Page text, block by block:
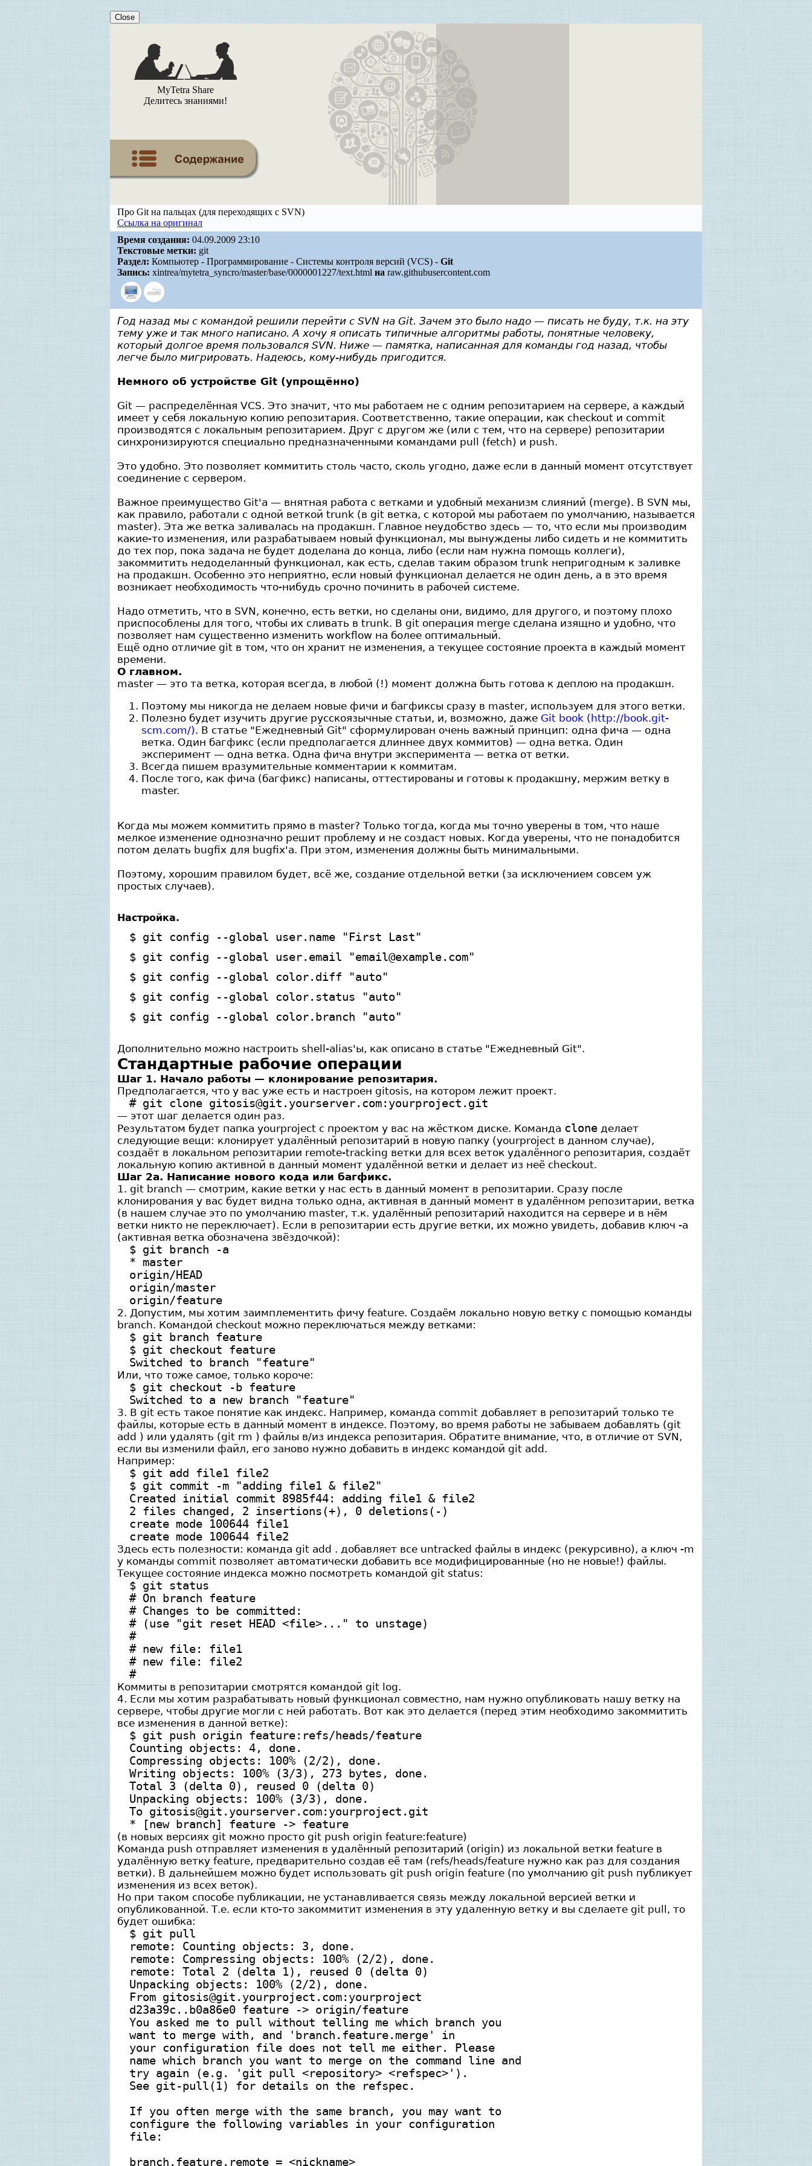
Close
MyTetra Share
Делитесь знаниями!
Про Git на пальцах (для переходящих с SVN)
Ссылка на оригинал
Время создания: 04.09.2009 23:10
Текстовые метки: git
Раздел: Компьютер - Программирование - Системы контроля версий (VCS) - Git
Запись: xintrea/mytetra_syncro/master/base/0000001227/text.html на raw.githubusercontent.com
Год назад мы с командой решили перейти с SVN на Git. Зачем это было надо — писать не буду, т.к. на эту
тему уже и так много написано. А хочу я описать типичные алгоритмы работы, понятные человеку,
который долгое время пользовался SVN. Ниже — памятка, написанная для команды год назад, чтобы
легче было мигрировать. Надеюсь, кому-нибудь пригодится.
Немного об устройстве Git (упрощённо)
Git — распределённая VCS. Это значит, что мы работаем не с одним репозитарием на сервере, а каждый
имеет у себя локальную копию репозитария. Соответственно, такие операции, как checkout и commit
производятся с локальным репозитарием. Друг с другом же (или с тем, что на сервере) репозитарии
синхронизируются специально предназначенными командами pull (fetch) и push.
Это удобно. Это позволяет коммитить столь часто, сколь угодно, даже если в данный момент отсутствует
соединение с сервером.
Важное преимущество Git'а — внятная работа с ветками и удобный механизм слияний (merge). В SVN мы,
как правило, работали с одной веткой trunk (в git ветка, с которой мы работаем по умолчанию, называется
master). Эта же ветка заливалась на продакшн. Главное неудобство здесь — то, что если мы производим
какие-то изменения, или разрабатываем новый функционал, мы вынуждены либо сидеть и не коммитить
до тех пор, пока задача не будет доделана до конца, либо (если нам нужна помощь коллеги),
закоммитить недоделанный функционал, как есть, сделав таким образом trunk непригодным к заливке
на продакшн. Особенно это неприятно, если новый функционал делается не один день, а в это время
возникает необходимость что-нибудь срочно починить в рабочей системе.
Надо отметить, что в SVN, конечно, есть ветки, но сделаны они, видимо, для другого, и поэтому плохо
приспособлены для того, чтобы их сливать в trunk. В git операция merge сделана изящно и удобно, что
позволяет нам существенно изменить workflow на более оптимальный.
Ещё одно отличие git в том, что он хранит не изменения, а текущее состояние проекта в каждый момент
времени.
О главном.
master — это та ветка, которая всегда, в любой (!) момент должна быть готова к деплою на продакшн.
Поэтому мы никогда не делаем новые фичи и багфиксы сразу в master, используем для этого ветки.
Полезно будет изучить другие русскоязычные статьи, и, возможно, даже Git book (http://book.git-
scm.com/). В статье "Ежедневный Git" сформулирован очень важный принцип: одна фича — одна
ветка. Один багфикс (если предполагается длиннее двух коммитов) — одна ветка. Один
эксперимент — одна ветка. Одна фича внутри эксперимента — ветка от ветки.
Всегда пишем вразумительные комментарии к коммитам.
После того, как фича (багфикс) написаны, оттестированы и готовы к продакшну, мержим ветку в
master.
Когда мы можем коммитить прямо в master? Только тогда, когда мы точно уверены в том, что наше
мелкое изменение однозначно решит проблему и не создаст новых. Когда уверены, что не понадобится
потом делать bugfix для bugfix'а. При этом, изменения должны быть минимальными.
Поэтому, хорошим правилом будет, всё же, создание отдельной ветки (за исключением совсем уж
простых случаев).
Настройка.
$ git config --global user.name "First Last"
$ git config --global user.email "email@example.com"
$ git config --global color.diff "auto"
$ git config --global color.status "auto"
$ git config --global color.branch "auto"
Дополнительно можно настроить shell-alias'ы, как описано в статье "Ежедневный Git".
Cтандартные рабочие операции
Шаг 1. Начало работы — клонирование репозитария.
Предполагается, что у вас уже есть и настроен gitosis, на котором лежит проект.
# git clone gitosis@git.yourserver.com:yourproject.git
— этот шаг делается один раз.
Результатом будет папка yourproject с проектом у вас на жёстком диске. Команда clone делает
следующие вещи: клонирует удалённый репозитарий в новую папку (yourproject в данном случае),
создаёт в локальном репозитарии remote-tracking ветки для всех веток удалённого репозитария, создаёт
локальную копию активной в данный момент удалённой ветки и делает из неё checkout.
Шаг 2а. Написание нового кода или багфикс.
1. git branch — смотрим, какие ветки у нас есть в данный момент в репозитарии. Сразу после
клонирования у вас будет видна только одна, активная в данный момент в удалённом репозитарии, ветка
(в нашем случае это по умолчанию master, т.к. удалённый репозитарий находится на сервере и в нём
ветки никто не переключает). Если в репозитарии есть другие ветки, их можно увидеть, добавив ключ -a
(активная ветка обозначена звёздочкой):
$ git branch -a
* master
origin/HEAD
origin/master
origin/feature
2. Допустим, мы хотим заимплементить фичу feature. Создаём локально новую ветку с помощью команды
branch. Командой checkout можно переключаться между ветками:
$ git branch feature
$ git checkout feature
Switched to branch "feature"
Или, что тоже самое, только короче:
$ git checkout -b feature
Switched to a new branch "feature"
3. В git есть такое понятие как индекс. Например, команда commit добавляет в репозитарий только те
файлы, которые есть в данный момент в индексе. Поэтому, во время работы не забываем добавлять (git
add ) или удалять (git rm ) файлы в/из индекса репозитария. Обратите внимание, что, в отличие от SVN,
если вы изменили файл, его заново нужно добавить в индекс командой git add.
Например:
$ git add file1 file2
$ git commit -m "adding file1 & file2"
Created initial commit 8985f44: adding file1 & file2
2 files changed, 2 insertions(+), 0 deletions(-)
create mode 100644 file1
create mode 100644 file2
Здесь есть полезности: команда git add . добавляет все untracked файлы в индекс (рекурсивно), а ключ -m
у команды commit позволяет автоматически добавить все модифицированные (но не новые!) файлы.
Текущее состояние индекса можно посмотреть командой git status:
$ git status
# On branch feature
# Changes to be committed:
# (use "git reset HEAD <file>..." to unstage)
#
# new file: file1
# new file: file2
#
Коммиты в репозитарии смотрятся командой git log.
4. Если мы хотим разрабатывать новый функционал совместно, нам нужно опубликовать нашу ветку на
сервере, чтобы другие могли с ней работать. Вот как это делается (перед этим необходимо закоммитить
все изменения в данной ветке):
$ git push origin feature:refs/heads/feature
Counting objects: 4, done.
Compressing objects: 100% (2/2), done.
Writing objects: 100% (3/3), 273 bytes, done.
Total 3 (delta 0), reused 0 (delta 0)
Unpacking objects: 100% (3/3), done.
To gitosis@git.yourserver.com:yourproject.git
* [new branch] feature -> feature
(в новых версиях git можно просто git push origin feature:feature)
Команда push отправляет изменения в удалённый репозитарий (origin) из локальной ветки feature в
удалённую ветку featurе, предварительно создав её там (refs/heads/feature нужно как раз для создания
ветки). В дальнейшем можно будет использовать git push origin feature (по умолчанию git push публикует
изменения из всех веток).
Но при таком способе публикации, не устанавливается связь между локальной версией ветки и
опубликованной. Т.е. если кто-то закоммитит изменения в эту удаленную ветку и вы сделаете git pull, то
будет ошибка:
$ git pull
remote: Counting objects: 3, done.
remote: Compressing objects: 100% (2/2), done.
remote: Total 2 (delta 1), reused 0 (delta 0)
Unpacking objects: 100% (2/2), done.
From gitosis@git.yourproject.com:yourproject
d23a39c..b0a86e0 feature -> origin/feature
You asked me to pull without telling me which branch you
want to merge with, and 'branch.feature.merge' in
your configuration file does not tell me either. Please
name which branch you want to merge on the command line and
try again (e.g. 'git pull <repository> <refspec>').
See git-pull(1) for details on the refspec.
If you often merge with the same branch, you may want to
configure the following variables in your configuration
file:
branch.feature.remote = <nickname>